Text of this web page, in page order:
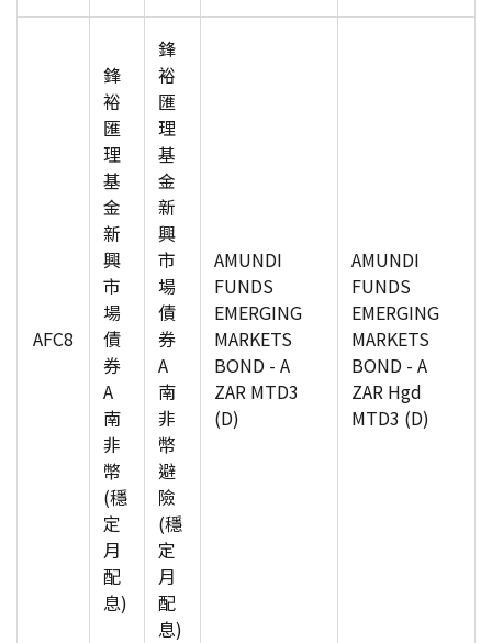
AFC8
鋒
裕
匯
理
基
金
新
興
市
場
債
券
A
南
非
幣
(穩
定
月
配
息)
鋒
裕
匯
理
基
金
新
興
市
場
債
券
A
南
非
幣
避
險
(穩
定
月
配
息)
AMUNDI
FUNDS
EMERGING
MARKETS
BOND - A
ZAR MTD3
(D)
AMUNDI
FUNDS
EMERGING
MARKETS
BOND - A
ZAR Hgd
MTD3 (D)